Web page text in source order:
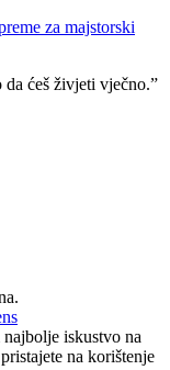
za majstorski
ćeš živjeti vječno.”
iskustvo na
na korištenje